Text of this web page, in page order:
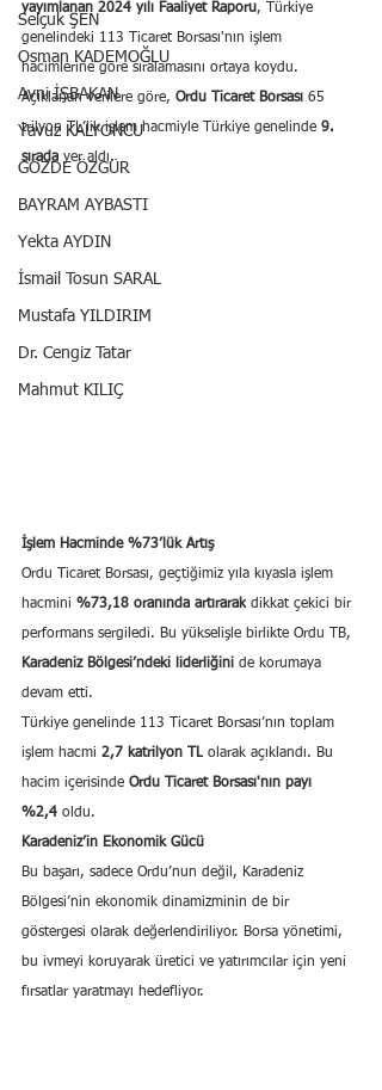
Selçuk ŞEN
Osman KADEMOĞLU
Avni İŞBAKAN
Yavuz KALYONCU
GÖZDE ÖZGÜR
BAYRAM AYBASTI
Yekta AYDIN
İsmail Tosun SARAL
Mustafa YILDIRIM
Dr. Cengiz Tatar
Mahmut KILIÇ
yayımlanan 2024 yılı Faaliyet Raporu, Türkiye
genelindeki 113 Ticaret Borsası'nın işlem
hacimlerine göre sıralamasını ortaya koydu.
Açıklanan verilere göre, Ordu Ticaret Borsası 65
trilyon TL’lik işlem hacmiyle Türkiye genelinde 9.
sırada yer aldı.
İşlem Hacminde %73’lük Artış
Ordu Ticaret Borsası, geçtiğimiz yıla kıyasla işlem
hacmini %73,18 oranında artırarak dikkat çekici bir
performans sergiledi. Bu yükselişle birlikte Ordu TB,
Karadeniz Bölgesi’ndeki liderliğini de korumaya
devam etti.
Türkiye genelinde 113 Ticaret Borsası’nın toplam
işlem hacmi 2,7 katrilyon TL olarak açıklandı. Bu
hacim içerisinde Ordu Ticaret Borsası'nın payı
%2,4 oldu.
Karadeniz’in Ekonomik Gücü
Bu başarı, sadece Ordu’nun değil, Karadeniz
Bölgesi’nin ekonomik dinamizminin de bir
göstergesi olarak değerlendiriliyor. Borsa yönetimi,
bu ivmeyi koruyarak üretici ve yatırımcılar için yeni
fırsatlar yaratmayı hedefliyor.